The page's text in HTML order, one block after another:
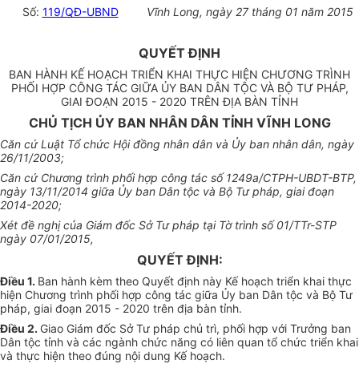
Số: 119/QĐ-UBND Vĩnh Long, ngày 27 tháng 01 năm 2015
QUYẾT ĐỊNH
BAN HÀNH KẾ HOẠCH TRIỂN KHAI THỰC HIỆN CHƯƠNG TRÌNH
PHỐI HỢP CÔNG TÁC GIỮA ỦY BAN DÂN TỘC VÀ BỘ TƯ PHÁP,
GIAI ĐOẠN 2015 - 2020 TRÊN ĐỊA BÀN TỈNH
CHỦ TỊCH ỦY BAN NHÂN DÂN TỈNH VĨNH LONG
Căn cứ Luật Tổ chức Hội đồng nhân dân và Ủy ban nhân dân, ngày
26/11/2003;
Căn cứ Chương trình phối hợp công tác số 1249a/CTPH-UBDT-BTP,
ngày 13/11/2014 giữa Ủy ban Dân tộc và Bộ Tư pháp, giai đoạn
2014-2020;
Xét đề nghị của Giám đốc Sở Tư pháp tại Tờ trình số 01/TTr-STP
ngày 07/01/2015,
QUYẾT ĐỊNH:
Điều 1. Ban hành kèm theo Quyết định này Kế hoạch triển khai thực
hiện Chương trình phối hợp công tác giữa Ủy ban Dân tộc và Bộ Tư
pháp, giai đoạn 2015 - 2020 trên địa bàn tỉnh.
Điều 2. Giao Giám đốc Sở Tư pháp chủ trì, phối hợp với Trưởng ban
Dân tộc tỉnh và các ngành chức năng có liên quan tổ chức triển khai
và thực hiện theo đúng nội dung Kế hoạch.